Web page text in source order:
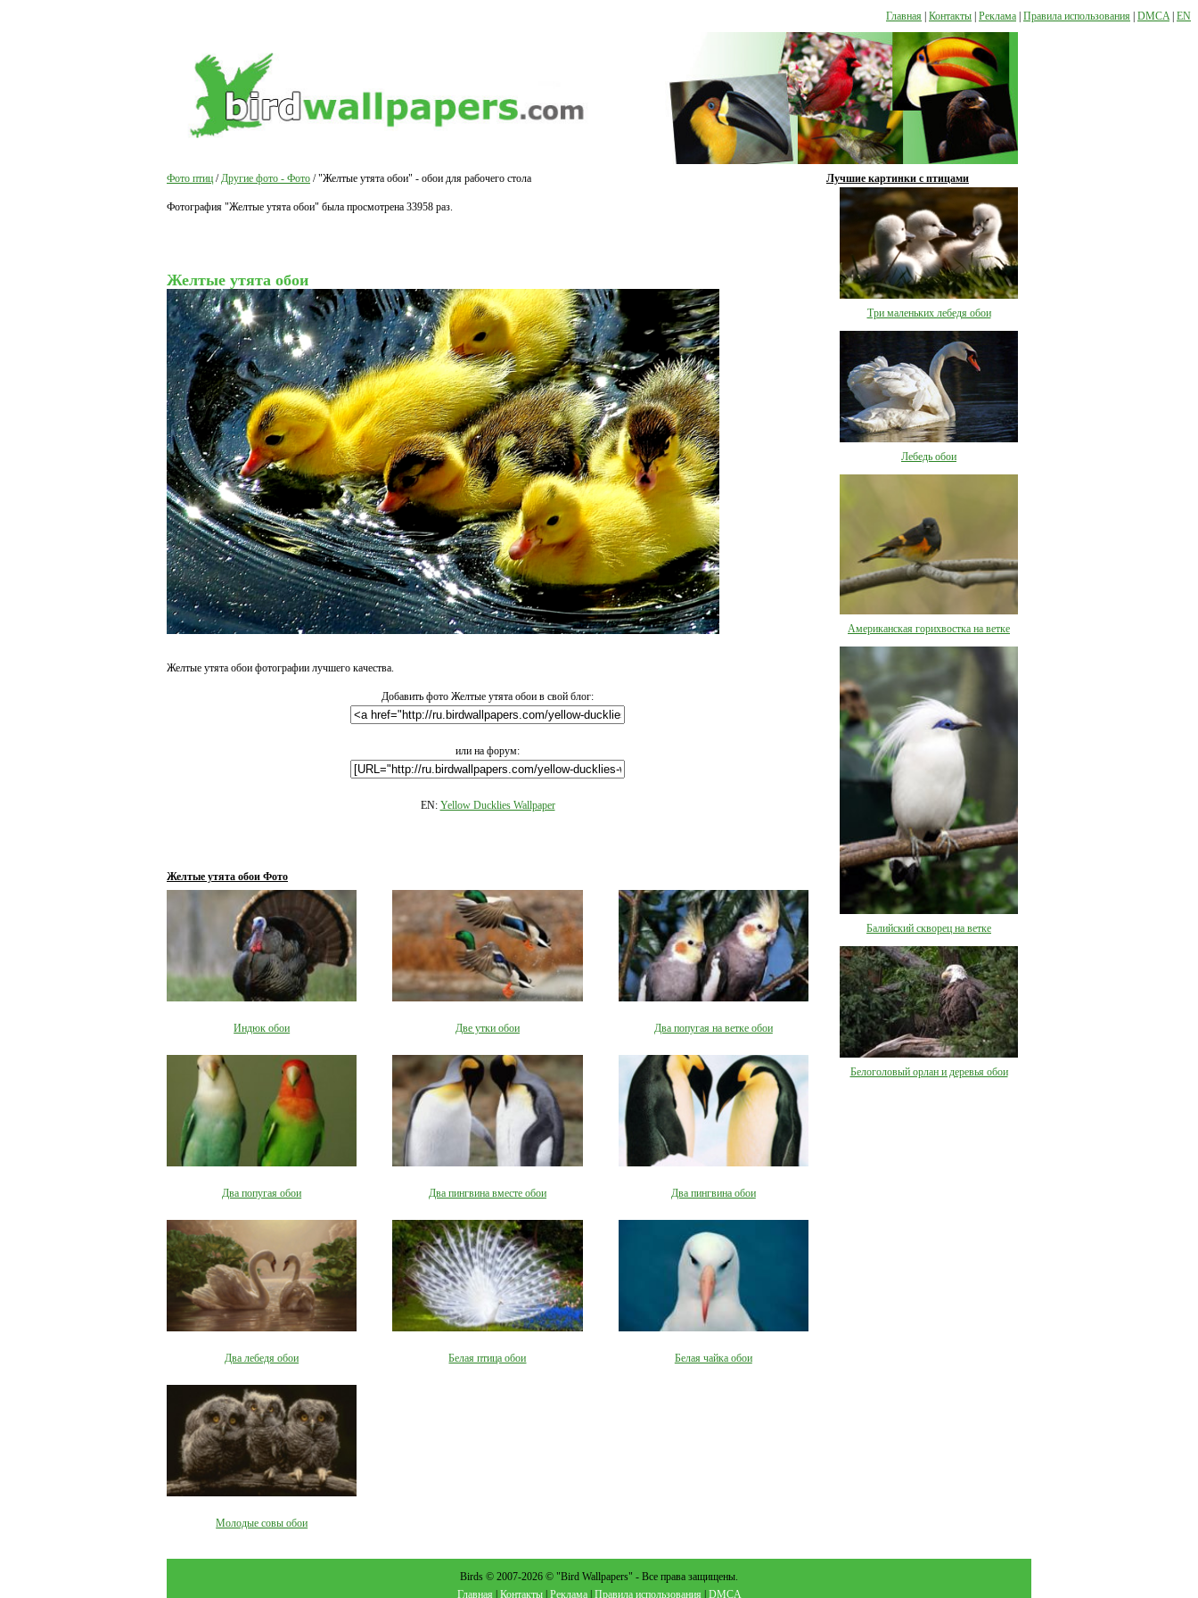
Главная Контакты Реклама Правила использования DMCA EN
Фото птиц / Другие фото - Фото / "Желтые утята обои" - обои для рабочего стола
Фотография "Желтые утята обои" была просмотрена 33958 раз.
Желтые утята обои
Желтые утята обои фотографии лучшего качества.
Добавить фото Желтые утята обои в свой блог:
или на форум:
EN: Yellow Ducklies Wallpaper
Желтые утята обои Фото
Индюк обои Две утки обои Два попугая на ветке обои
Два попугая обои Два пингвина вместе обои Два пингвина обои
Два лебедя обои Белая птица обои Белая чайка обои
Молодые совы обои
Лучшие картинки с птицами
Три маленьких лебедя обои
Лебедь обои
Американская горихвостка на ветке
Балийский скворец на ветке
Белоголовый орлан и деревья обои
Birds © 2007-2026 © "Bird Wallpapers" - Все права защищены.
Главная
Контакты| Реклама| Правила использования DMCA